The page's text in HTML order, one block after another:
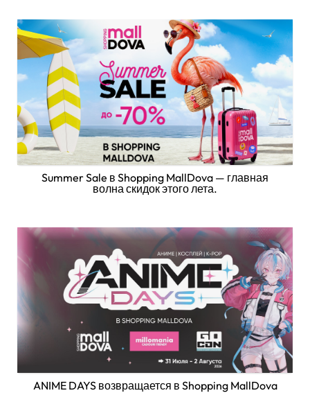
Summer Sale в Shopping MallDova — главная
волна скидок этого лета.
ANIME DAYS возвращается в Shopping MallDova